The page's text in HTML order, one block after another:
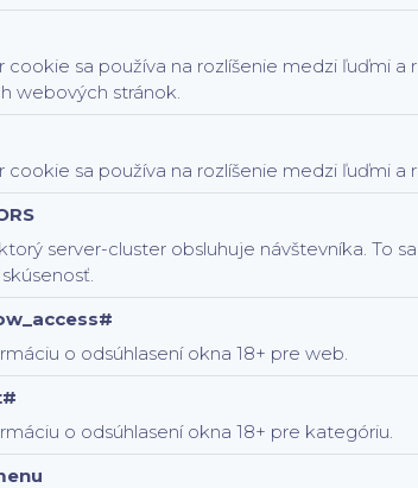
cookie sa používa na rozlíšenie medzi ľuďmi
webových stránok.
cookie sa používa na rozlíšenie medzi ľuďmi a
server-cluster obsluhuje návštevníka. To
o odsúhlasení okna 18+ pre web.
o odsúhlasení okna 18+ pre kategóriu.